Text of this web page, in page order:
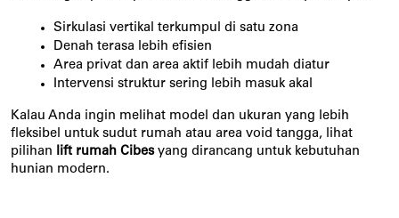
Sirkulasi vertikal terkumpul di satu zona
Denah terasa lebih efisien
Area privat dan area aktif lebih mudah diatur
Intervensi struktur sering lebih masuk akal
Kalau Anda ingin melihat model dan ukuran yang lebih
fleksibel untuk sudut rumah atau area void tangga, lihat
pilihan
lift rumah Cibesyang dirancang untuk kebutuhan
hunian modern.